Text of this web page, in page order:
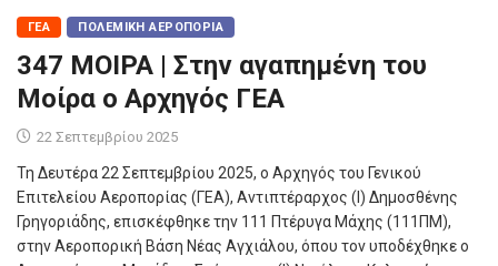
ΓΕΑ ΠΟΛΕΜΙΚΉ ΑΕΡΟΠΟΡΊΑ
347 ΜΟΙΡΑ | Στην αγαπημένη του
Μοίρα ο Αρχηγός ΓΕΑ
22 Σεπτεμβρίου 2025
Τη Δευτέρα 22 Σεπτεμβρίου 2025, ο Αρχηγός του Γενικού
Επιτελείου Αεροπορίας (ΓΕΑ), Αντιπτέραρχος (Ι) Δημοσθένης
Γρηγοριάδης, επισκέφθηκε την 111 Πτέρυγα Μάχης (111ΠΜ),
στην Αεροπορική Βάση Νέας Αγχιάλου, όπου τον υποδέχθηκε ο